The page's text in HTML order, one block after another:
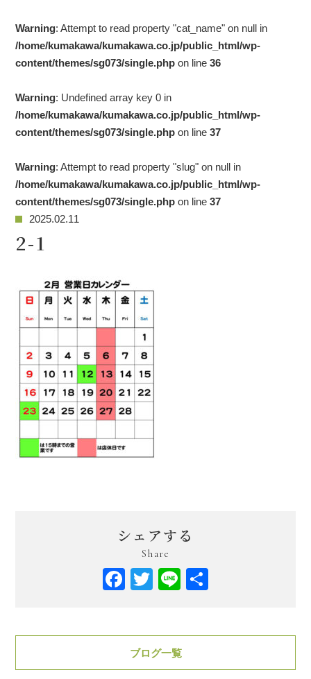
Warning: Attempt to read property "cat_name" on null in
/home/kumakawa/kumakawa.co.jp/public_html/wp-
content/themes/sg073/single.php on line36
Warning: Undefined array key 0 in
/home/kumakawa/kumakawa.co.jp/public_html/wp-
content/themes/sg073/single.php on line37
Warning: Attempt to read property "slug" on null in
/home/kumakawa/kumakawa.co.jp/public_html/wp-
content/themes/sg073/single.php on line37
2025.02.11
2-1
シェアする
Share
Facebook
Twitter
Line
ブログ一覧